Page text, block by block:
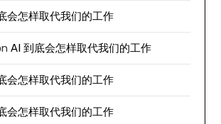
会怎样取代我们的工作
AI 到底会怎样取代我们的工作
会怎样取代我们的工作
会怎样取代我们的工作